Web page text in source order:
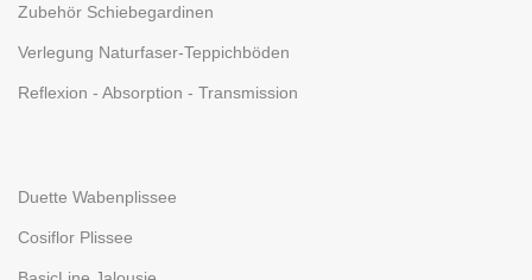
Zubehör Schiebegardinen
Verlegung Naturfaser-Teppichböden
Reflexion - Absorption - Transmission
Duette Wabenplissee
Cosiflor Plissee